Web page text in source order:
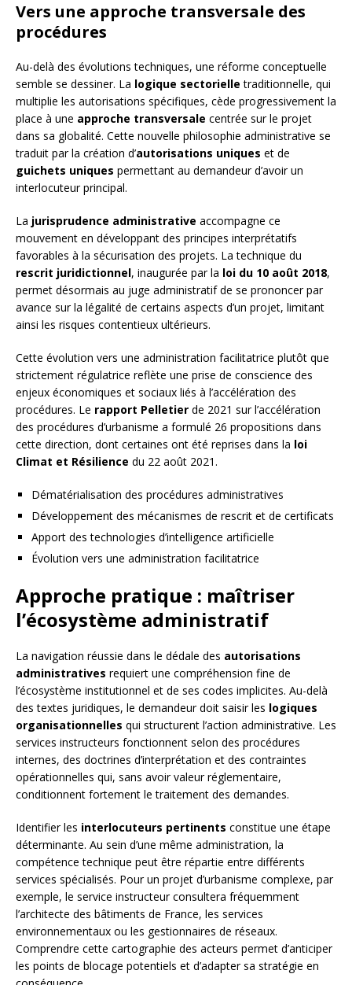
Vers une approche transversale des
procédures
Au-delà des évolutions techniques, une réforme conceptuelle
semble se dessiner. La logique sectorielle traditionnelle, qui
multiplie les autorisations spécifiques, cède progressivement la
place à une approche transversale centrée sur le projet
dans sa globalité. Cette nouvelle philosophie administrative se
traduit par la création d’autorisations uniques et de
guichets uniques permettant au demandeur d’avoir un
interlocuteur principal.
La jurisprudence administrative accompagne ce
mouvement en développant des principes interprétatifs
favorables à la sécurisation des projets. La technique du
rescrit juridictionnel, inaugurée par la loi du 10 août 2018,
permet désormais au juge administratif de se prononcer par
avance sur la légalité de certains aspects d’un projet, limitant
ainsi les risques contentieux ultérieurs.
Cette évolution vers une administration facilitatrice plutôt que
strictement régulatrice reflète une prise de conscience des
enjeux économiques et sociaux liés à l’accélération des
procédures. Le rapport Pelletier de 2021 sur l’accélération
des procédures d’urbanisme a formulé 26 propositions dans
cette direction, dont certaines ont été reprises dans la loi
Climat et Résilience du 22 août 2021.
Dématérialisation des procédures administratives
Développement des mécanismes de rescrit et de certificats
Apport des technologies d’intelligence artificielle
Évolution vers une administration facilitatrice
Approche pratique : maîtriser
l’écosystème administratif
La navigation réussie dans le dédale des autorisations
administratives requiert une compréhension fine de
l’écosystème institutionnel et de ses codes implicites. Au-delà
des textes juridiques, le demandeur doit saisir les logiques
organisationnelles qui structurent l’action administrative. Les
services instructeurs fonctionnent selon des procédures
internes, des doctrines d’interprétation et des contraintes
opérationnelles qui, sans avoir valeur réglementaire,
conditionnent fortement le traitement des demandes.
Identifier les interlocuteurs pertinents constitue une étape
déterminante. Au sein d’une même administration, la
compétence technique peut être répartie entre différents
services spécialisés. Pour un projet d’urbanisme complexe, par
exemple, le service instructeur consultera fréquemment
l’architecte des bâtiments de France, les services
environnementaux ou les gestionnaires de réseaux.
Comprendre cette cartographie des acteurs permet d’anticiper
les points de blocage potentiels et d’adapter sa stratégie en